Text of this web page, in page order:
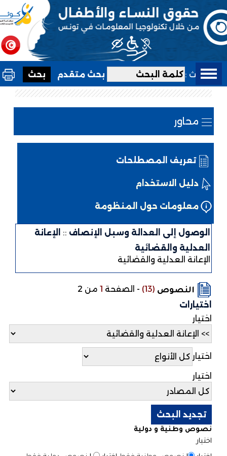
بحث : بحث متقدم
محاور
تعريف المصطلحات
دليل الاستخدام
معلومات حول المنظومة
الوصول إلى العدالة وسبل الإنصاف :: الإعانة
العدلية والقضائية
الإعانة العدلية والقضائية
النصوص (13)
-الصفحة1من 2
اختيارات
اختيار
اختيار
اختيار
نصوص وطنية و دولية
اختيار